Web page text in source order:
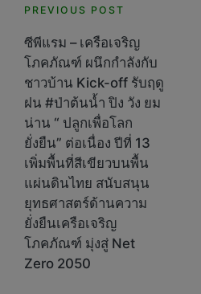
Post
navigation
PREVIOUS POST
ซีพีแรม – เครือเจริญ
โภคภัณฑ์ ผนึกกำลังกับ
ชาวบ้าน Kick-off รับฤดู
ฝน #ป่าต้นน้ำ ปิง วัง ยม
น่าน “ ปลูกเพื่อโลก
ยั่งยืน” ต่อเนื่อง ปีที่ 13
เพิ่มพื้นที่สีเขียวบนพื้น
แผ่นดินไทย สนับสนุน
ยุทธศาสตร์ด้านความ
ยั่งยืนเครือเจริญ
โภคภัณฑ์ มุ่งสู่ Net
Zero 2050